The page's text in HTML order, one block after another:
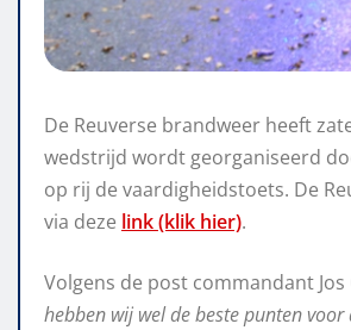
De Reuverse brandweer heeft
wedstrijd wordt georganiseerd
op rij de vaardigheidstoets. De
via deze link (klik hier).
Volgens de post commandant
hebben wij wel de beste punten